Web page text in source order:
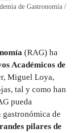
de Gastronomía /
(RAG) ha
Académicos de
Miguel Loya,
tal y como han
pueda
de
pilares de